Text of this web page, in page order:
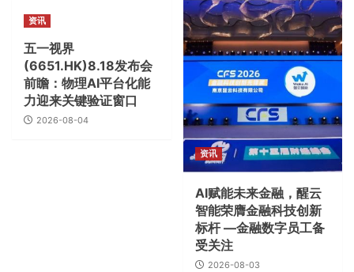
资讯
五一视界
(6651.HK)8.18发布会
前瞻：物理AI平台化能
力迎来关键验证窗口
2026-08-04
资讯
AI赋能未来金融，醒云
智能荣膺金融科技创新
标杆 —金融数字员工备
受关注
2026-08-03